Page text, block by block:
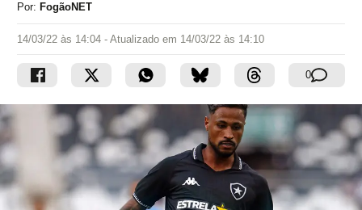
Por: FogãoNET
14/03/22 às 14:04 - Atualizado em 14/03/22 às 14:10
0